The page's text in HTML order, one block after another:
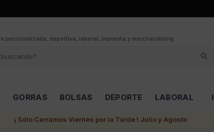
personalizada, deportiva, laboral, imprenta y merchandising.
GORRAS BOLSAS DEPORTE LABORAL
¡ Sólo Cerramos Viernes por la Tarde ! Julio y Agosto